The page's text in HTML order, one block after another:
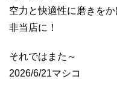
空力と快適性に磨きを
非当店に！
それではまた～
2026/6/21マシコ